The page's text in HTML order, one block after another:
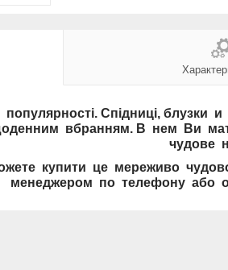
Спідниці,
вбранням. В нем Ви
чудове
купити це мереживо
менеджером по телефону або